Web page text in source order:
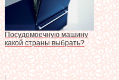
Посудомоечную машину
какой страны выбрать?